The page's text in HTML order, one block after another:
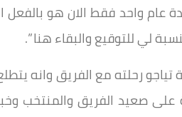
واحد فقط الان هو بالفعل
لي للتوقيع والبقاء هنا ”.
رحلته مع الفريق وانه
صعيد الفريق والمنتخب